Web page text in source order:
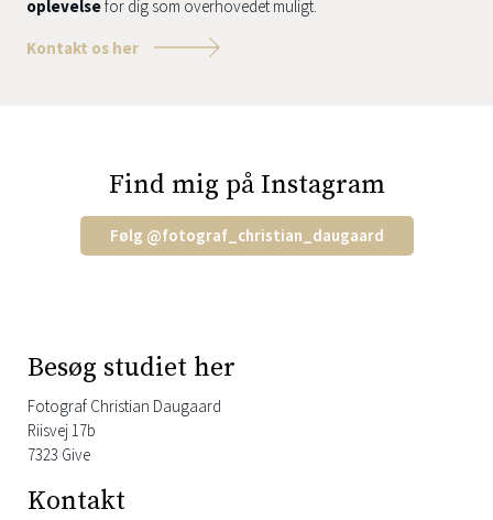
oplevelsefor dig som overhovedet muligt.
Kontakt os her
Find mig på Instagram
Følg @fotograf_christian_daugaard
Besøg studiet her
Fotograf Christian Daugaard
Riisvej 17b
7323 Give
Kontakt